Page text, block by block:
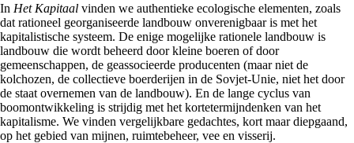
In Het Kapitaal vinden we authentieke ecologische elementen, zoals
dat rationeel georganiseerde landbouw onverenigbaar is met het
kapitalistische systeem. De enige mogelijke rationele landbouw is
landbouw die wordt beheerd door kleine boeren of door
gemeenschappen, de geassocieerde producenten (maar niet de
kolchozen, de collectieve boerderijen in de Sovjet-Unie, niet het door
de staat overnemen van de landbouw). En de lange cyclus van
boomontwikkeling is strijdig met het kortetermijndenken van het
kapitalisme. We vinden vergelijkbare gedachtes, kort maar diepgaand,
op het gebied van mijnen, ruimtebeheer, vee en visserij.